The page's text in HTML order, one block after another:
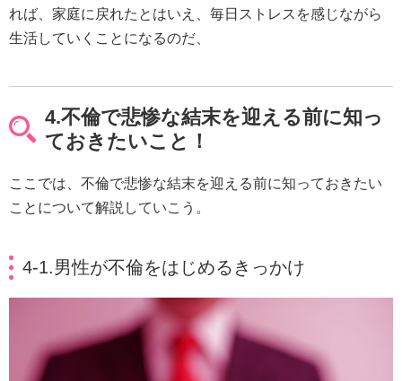
れば、家庭に戻れたとはいえ、毎日ストレスを感じながら
生活していくことになるのだ、
4.不倫で悲惨な結末を迎える前に知っ
ておきたいこと！
ここでは、不倫で悲惨な結末を迎える前に知っておきたい
ことについて解説していこう。
4-1.男性が不倫をはじめるきっかけ